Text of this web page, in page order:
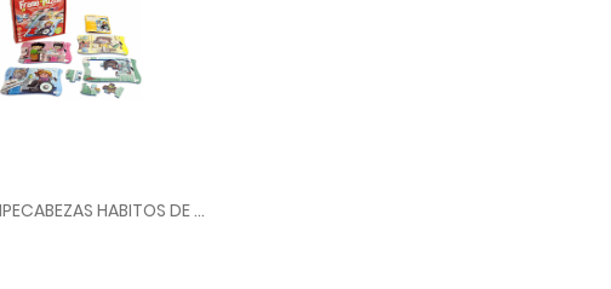
SET ROMPECABEZAS HABITOS DE HIGIENE X4 UNID ML35370